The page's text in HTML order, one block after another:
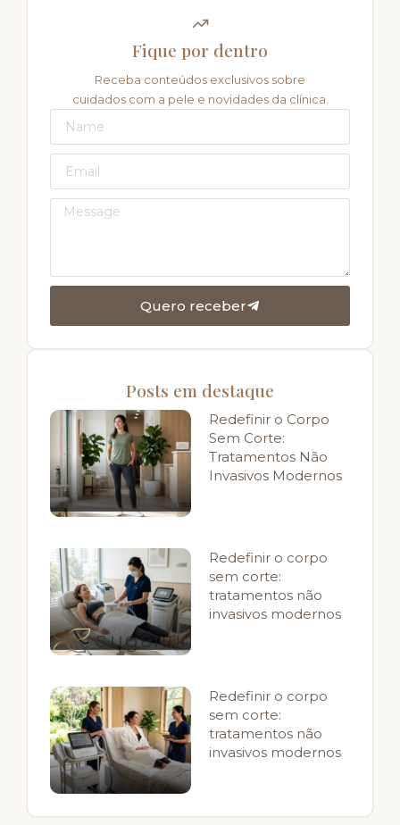
Fique por dentro
Receba conteúdos exclusivos sobre
cuidados com a pele e novidades da clínica.
Quero receber
Posts em destaque
Redefinir o Corpo
Sem Corte:
Tratamentos Não
Invasivos Modernos
Redefinir o corpo
sem corte:
tratamentos não
invasivos modernos
Redefinir o corpo
sem corte:
tratamentos não
invasivos modernos